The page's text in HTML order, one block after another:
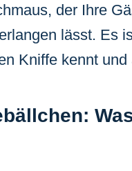
der Ihre
lässt. Es
Kniffe kennt und